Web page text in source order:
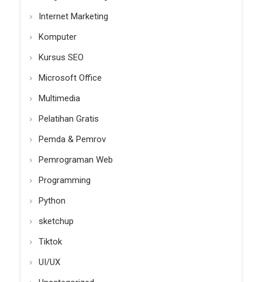
Internet Marketing
Komputer
Kursus SEO
Microsoft Office
Multimedia
Pelatihan Gratis
Pemda & Pemrov
Pemrograman Web
Programming
Python
sketchup
Tiktok
UI/UX